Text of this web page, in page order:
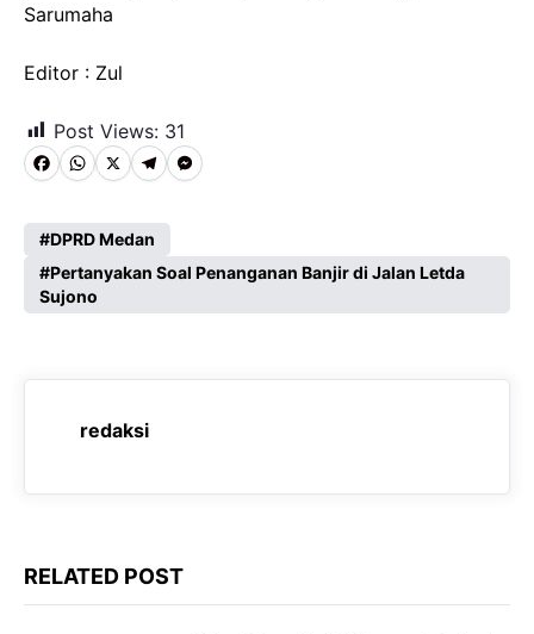
Sarumaha
Editor : Zul
Post Views: 31
F
c
e
b
W
a
t
s
p
X T
l
e
g
m
M
s
s
e
DPRD Medan
Pertanyakan Soal Penanganan Banjir di Jalan Letda
Sujono
redaksi
RELATED POST